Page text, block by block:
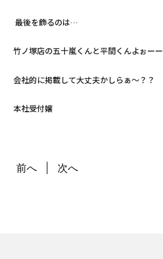
最後を飾るのは…
竹ノ塚店の五十嵐くんと平間くんよぉ
会社的に掲載して大丈夫かしらぁ～？？
本社受付嬢
前へ 次へ